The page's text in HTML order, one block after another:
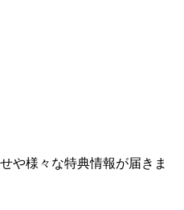
や様々な特典情報が届きま